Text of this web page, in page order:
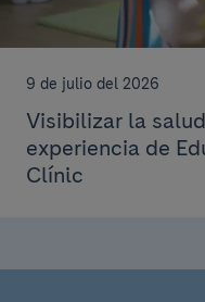
9 de julio del 2026
Visibilizar la
experiencia de
Clínic